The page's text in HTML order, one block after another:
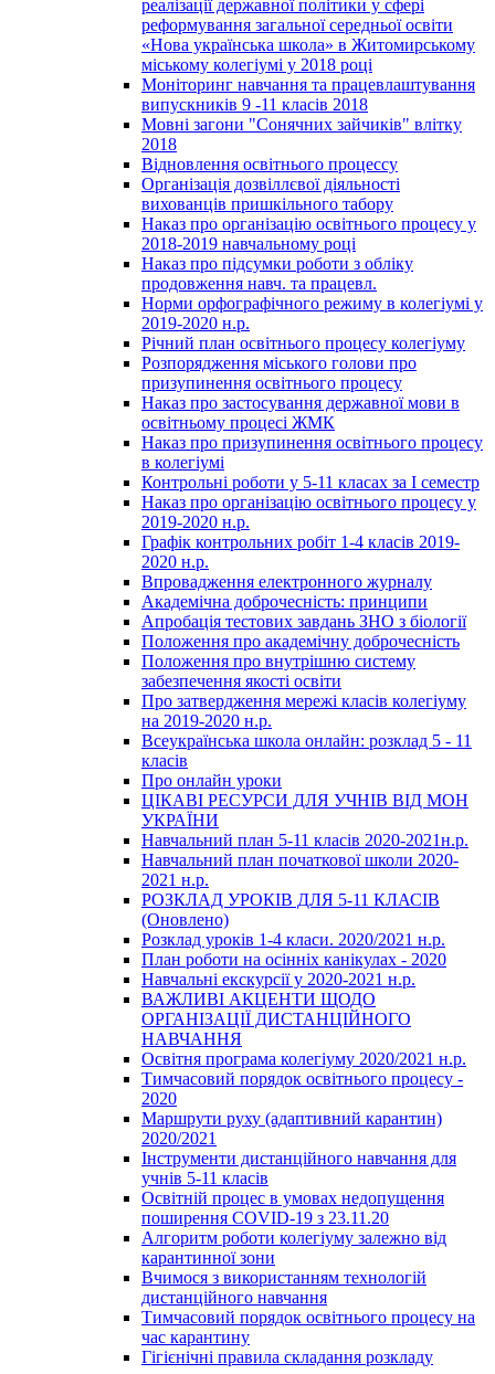
реалізації державної політики у сфері
реформування загальної середньої освіти
«Нова українська школа» в Житомирському
міському колегіумі у 2018 році
Моніторинг навчання та працевлаштування
випускників 9 -11 класів 2018
Мовні загони "Сонячних зайчиків" влітку
2018
Відновлення освітнього процессу
Організація дозвіллєвої діяльності
вихованців пришкільного табору
Наказ про організацію освітнього процесу у
2018-2019 навчальному році
Наказ про підсумки роботи з обліку
продовження навч. та працевл.
Норми орфографічного режиму в колегіумі у
2019-2020 н.р.
Річний план освітнього процесу колегіуму
Розпорядження міського голови про
призупинення освітнього процесу
Наказ про застосування державної мови в
освітньому процесі ЖМК
Наказ про призупинення освітнього процесу
в колегіумі
Контрольні роботи у 5-11 класах за І семестр
Наказ про організацію освітнього процесу у
2019-2020 н.р.
Графік контрольних робіт 1-4 класів 2019-
2020 н.р.
Впровадження електронного журналу
Академічна доброчесність: принципи
Апробація тестових завдань ЗНО з біології
Положення про академічну доброчесність
Положення про внутрішню систему
забезпечення якості освіти
Про затвердження мережі класів колегіуму
на 2019-2020 н.р.
Всеукраїнська школа онлайн: розклад 5 - 11
класів
Про онлайн уроки
ЦІКАВІ РЕСУРСИ ДЛЯ УЧНІВ ВІД МОН
УКРАЇНИ
Навчальний план 5-11 класів 2020-2021н.р.
Навчальний план початкової школи 2020-
2021 н.р.
РОЗКЛАД УРОКІВ ДЛЯ 5-11 КЛАСІВ
(Оновлено)
Розклад уроків 1-4 класи. 2020/2021 н.р.
План роботи на осінніх канікулах - 2020
Навчальні екскурсії у 2020-2021 н.р.
ВАЖЛИВІ АКЦЕНТИ ЩОДО
ОРГАНІЗАЦІЇ ДИСТАНЦІЙНОГО
НАВЧАННЯ
Освітня програма колегіуму 2020/2021 н.р.
Тимчасовий порядок освітнього процесу -
2020
Маршрути руху (адаптивний карантин)
2020/2021
Інструменти дистанційного навчання для
учнів 5-11 класів
Освітній процес в умовах недопущення
поширення COVID-19 з 23.11.20
Алгоритм роботи колегіуму залежно від
карантинної зони
Вчимося з використанням технологій
дистанційного навчання
Тимчасовий порядок освітнього процесу на
час карантину
Гігієнічні правила складання розкладу